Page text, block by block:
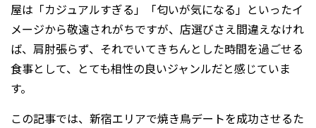
屋は「カジュアルすぎる」「匂いが気になる」といったイ
メージから敬遠されがちですが、店選びさえ間違えなけれ
ば、肩肘張らず、それでいてきちんとした時間を過ごせる
食事として、とても相性の良いジャンルだと感じていま
す。
この記事では、新宿エリアで焼き鳥デートを成功させるた